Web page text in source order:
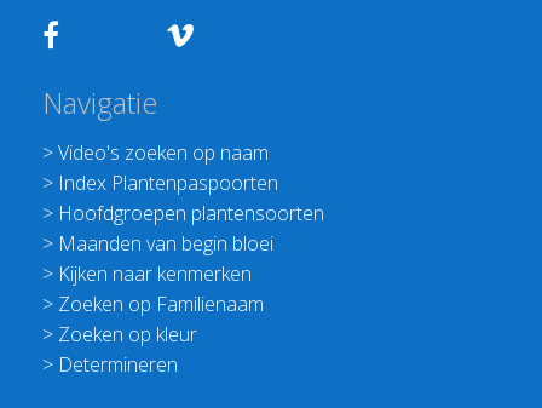
Navigatie
>Video's zoeken op naam
> Index Plantenpaspoorten
> Hoofdgroepen plantensoorten
> Maanden van begin bloei
> Kijken naar kenmerken
> Zoeken op Familienaam
> Zoeken op kleur
> Determineren